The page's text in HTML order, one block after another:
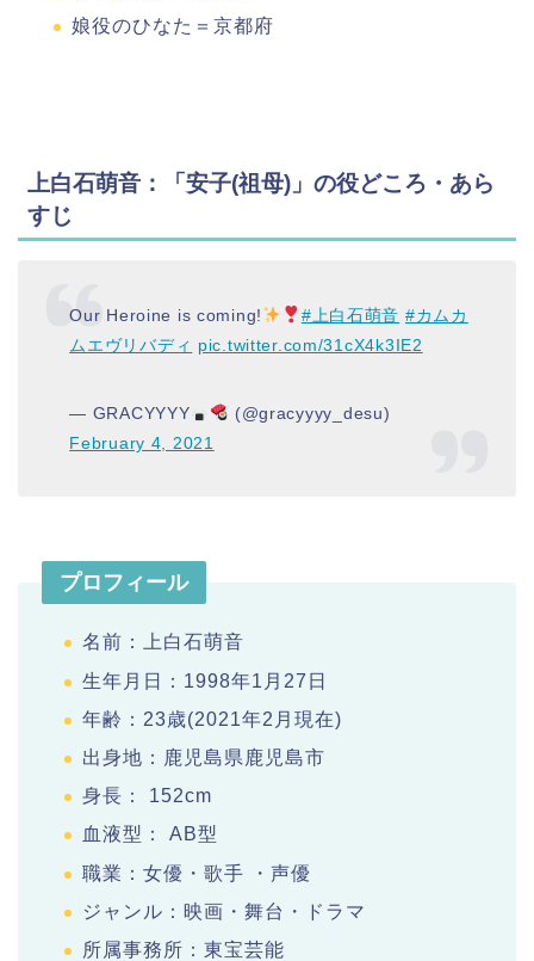
娘役のひなた＝京都府
上白石萌音：「安子(祖母)」の役どころ・あら
すじ
Our Heroine is coming! #上白石萌音 #カムカ
ムエヴリバディ pic.twitter.com/31cX4k3IE2
— GRACYYYY
(@gracyyyy_desu)
February 4, 2021
プロフィール
名前：上白石萌音
生年月日：1998年1月27日
年齢：23歳(2021年2月現在)
出身地：鹿児島県鹿児島市
身長： 152cm
血液型： AB型
職業：女優・歌手 ・声優
ジャンル：映画・舞台・ドラマ
所属事務所：東宝芸能